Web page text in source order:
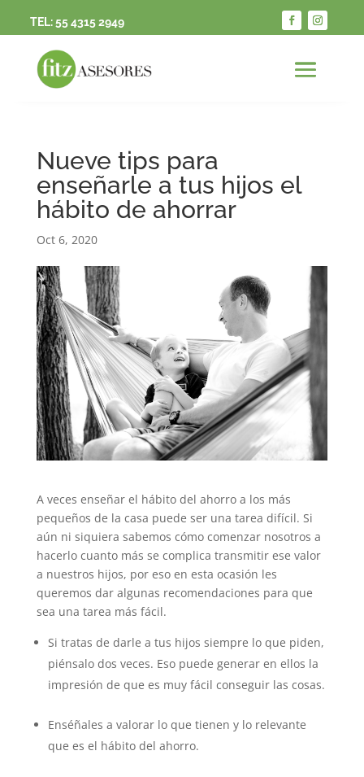
TEL:55 4315 2949
Nueve tips para
enseñarle a tus hijos el
hábito de ahorrar
Oct 6, 2020
A veces enseñar el hábito del ahorro a los más
pequeños de la casa puede ser una tarea difícil. Si
aún ni siquiera sabemos cómo comenzar nosotros a
hacerlo cuanto más se complica transmitir ese valor
a nuestros hijos, por eso en esta ocasión les
queremos dar algunas recomendaciones para que
sea una tarea más fácil.
Si tratas de darle a tus hijos siempre lo que piden,
piénsalo dos veces. Eso puede generar en ellos la
impresión de que es muy fácil conseguir las cosas.
Enséñales a valorar lo que tienen y lo relevante
que es el hábito del ahorro.